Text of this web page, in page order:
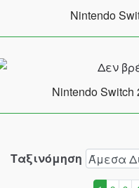
Nintendo
Nintendo
Ταξινόμηση